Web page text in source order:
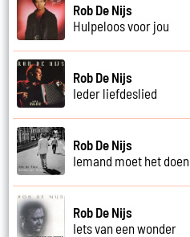
Rob De Nijs
Hulpeloos voor jou
Rob De Nijs
Ieder liefdeslied
Rob De Nijs
Iemand moet het doen
Rob De Nijs
Iets van een wonder